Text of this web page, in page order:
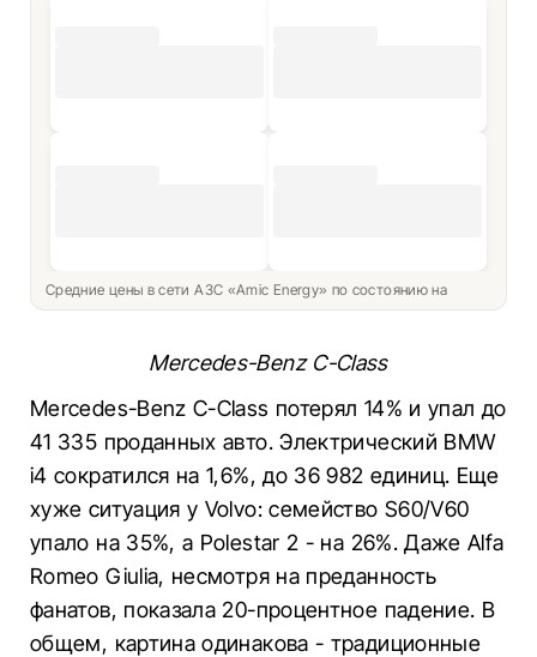
Средние цены в сети АЗС «Amic Energy» по состоянию на
Mercedes-Benz C-Class
Mercedes-Benz C-Class потерял 14% и упал до
41 335 проданных авто. Электрический BMW
i4 сократился на 1,6%, до 36 982 единиц. Еще
хуже ситуация у Volvo: семейство S60/V60
упало на 35%, а Polestar 2 - на 26%. Даже Alfa
Romeo Giulia, несмотря на преданность
фанатов, показала 20-процентное падение. В
общем, картина одинакова - традиционные